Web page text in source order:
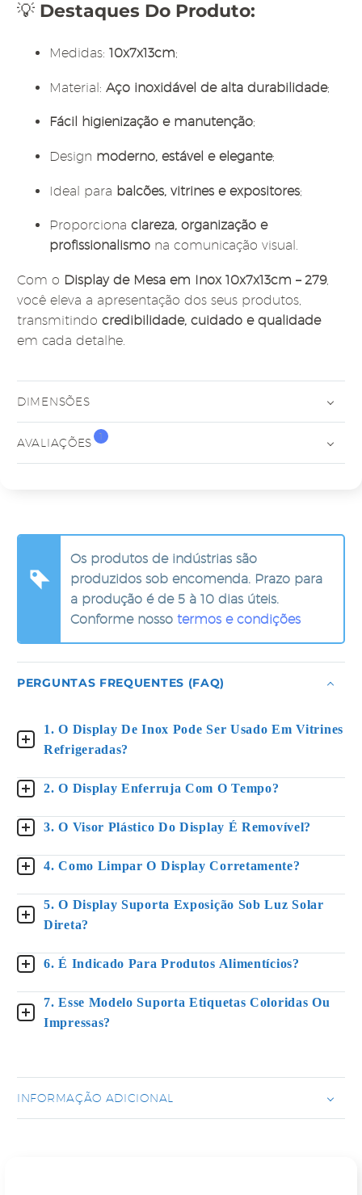
💡 Destaques Do Produto:
Medidas: 10x7x13cm;
Material: Aço inoxidável de alta durabilidade;
Fácil higienização e manutenção;
Design moderno, estável e elegante;
Ideal para balcões, vitrines e expositores;
Proporciona clareza, organização e
profissionalismo na comunicação visual.
Com o Display de Mesa em Inox 10x7x13cm – 279,
você eleva a apresentação dos seus produtos,
transmitindo credibilidade, cuidado e qualidade
em cada detalhe.
DIMENSÕES
AVALIAÇÕES
1
Os produtos de indústrias são
produzidos sob encomenda. Prazo para
a produção é de 5 à 10 dias úteis.
Conforme nosso termos e condições
PERGUNTAS FREQUENTES (FAQ)
1. O Display De Inox Pode Ser Usado Em Vitrines
Refrigeradas?
2. O Display Enferruja Com O Tempo?
3. O Visor Plástico Do Display É Removível?
4. Como Limpar O Display Corretamente?
5. O Display Suporta Exposição Sob Luz Solar
Direta?
6. É Indicado Para Produtos Alimentícios?
7. Esse Modelo Suporta Etiquetas Coloridas Ou
Impressas?
INFORMAÇÃO ADICIONAL